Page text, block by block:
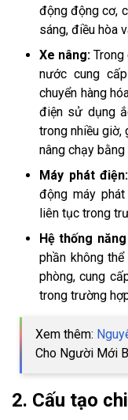
động động cơ,
sáng, điều hòa
Xe nâng: Trong
nước cung
chuyển hàng
điện sử dụng
trong nhiều giờ,
nâng chạy
Máy phát điện:
động máy
liên tục trong
Hệ thống
phần không
phòng, cung
trong trường
Xem thêm:
Cho Người Mới
2. Cấu tạo